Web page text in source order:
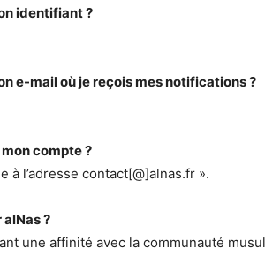
identifiant ?
e-mail où je reçois mes notifications ?
compte ?
à l’adresse contact[@]alnas.fr ».
alNas ?
une affinité avec la communauté